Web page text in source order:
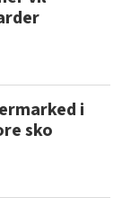
i
sko